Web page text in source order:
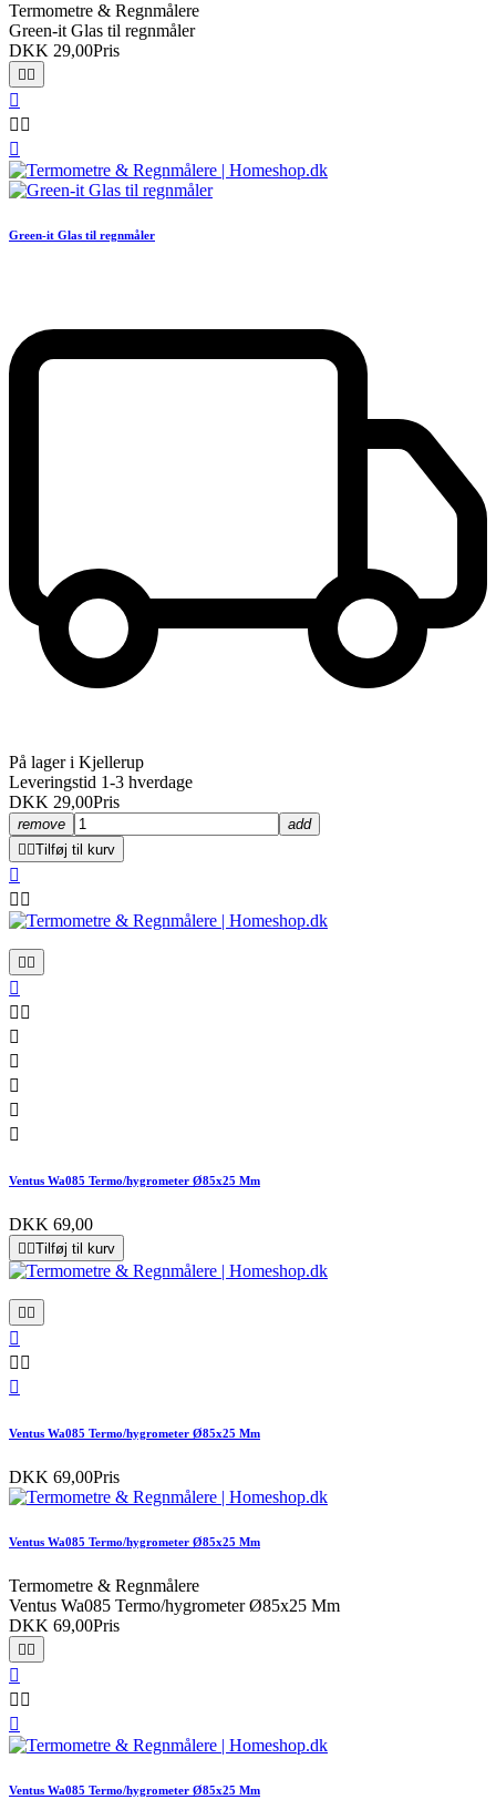
Termometre & Regnmålere
Green-it Glas til regnmåler
DKK 29,00Pris
 

 

Green-it Glas til regnmåler
På lager i Kjellerup
Leveringstid 1-3 hverdage
DKK 29,00Pris
remove
add
 Tilføj til kurv

 
 

 





Ventus Wa085 Termo/hygrometer Ø85x25 Mm
DKK 69,00
 Tilføj til kurv
 

 

Ventus Wa085 Termo/hygrometer Ø85x25 Mm
DKK 69,00Pris
Ventus Wa085 Termo/hygrometer Ø85x25 Mm
Termometre & Regnmålere
Ventus Wa085 Termo/hygrometer Ø85x25 Mm
DKK 69,00Pris
 

 

Ventus Wa085 Termo/hygrometer Ø85x25 Mm